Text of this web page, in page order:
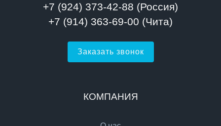
+7 (924) 373-42-88 (Россия)
+7 (914) 363-69-00 (Чита)
Заказать звонок
КОМПАНИЯ